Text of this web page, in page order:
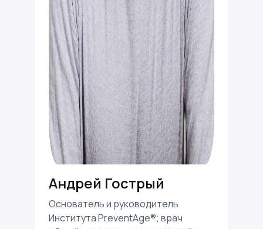
Андрей Гострый
Основатель и руководитель
Института PreventAge®️; врач